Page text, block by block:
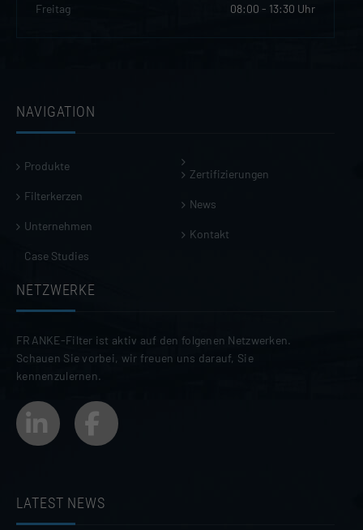
Freitag 08:00 - 13:30 Uhr
NAVIGATION
Produkte
Filterkerzen
Unternehmen
Case Studies
Zertifizierungen
News
Kontakt
NETZWERKE
FRANKE-Filter ist aktiv auf den folgenen Netzwerken.
Schauen Sie vorbei, wir freuen uns darauf, Sie
kennenzulernen.
LATEST NEWS